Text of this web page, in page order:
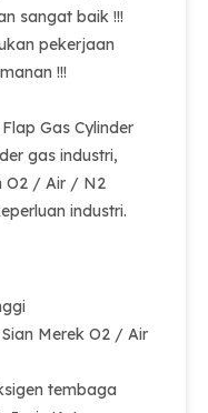
sangat baik !!!
pekerjaan
!!!
Gas Cylinder
gas industri,
O2 / Air / N2
industri.
Merek O2 / Air
tembaga